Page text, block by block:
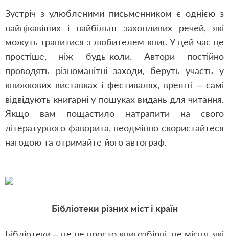
Зустріч з улюбленими письменником є однією з
найцікавіших і найбільш захопливих речей, які
можуть трапитися з любителем книг. У цей час це
простіше, ніж будь-коли. Автори постійно
проводять різноманітні заходи, беруть участь у
книжкових виставках і фестивалях, врешті – самі
відвідують книгарні у пошуках видань для читання.
Якщо вам пощастило натрапити на свого
літературного фаворита, неодмінно скористайтеся
нагодою та отримайте його автограф.
Бібліотеки різних міст і країн